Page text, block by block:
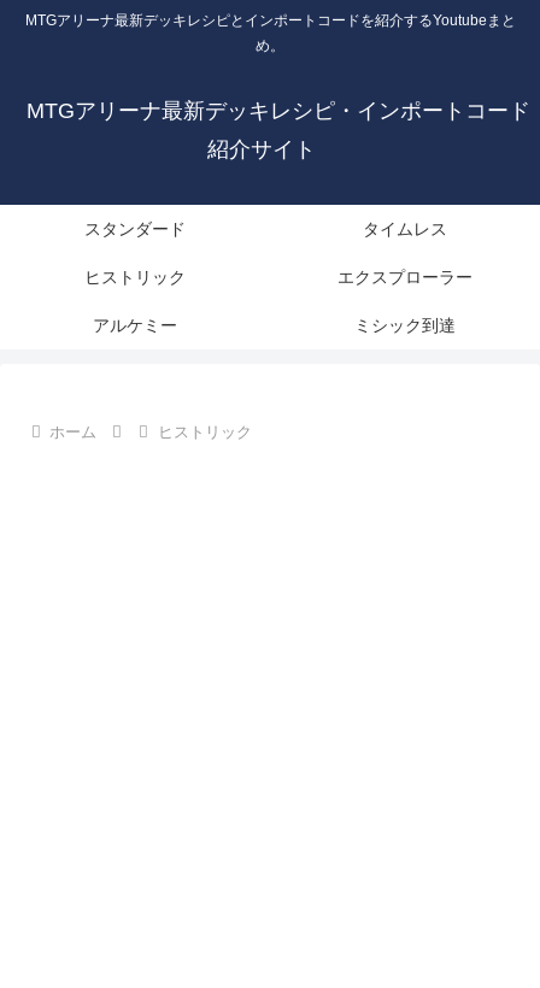
MTGアリーナ最新デッキレシピとインポートコードを紹介するYoutubeまと
め。
MTGアリーナ最新デッキレシピ・インポートコード
紹介サイト
スタンダード タイムレス
ヒストリック エクスプローラー
アルケミー ミシック到達
ホーム ヒストリック